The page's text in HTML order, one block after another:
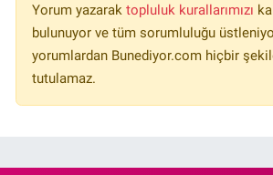
Yorum yazarak topluluk kurallarımızı
bulunuyor ve tüm sorumluluğu
yorumlardan Bunediyor.com hiçbir
tutulamaz.